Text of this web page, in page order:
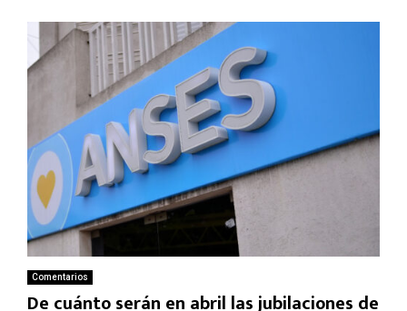
Comentarios
De cuánto serán en abril las jubilaciones de